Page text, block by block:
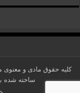
ساخته شده